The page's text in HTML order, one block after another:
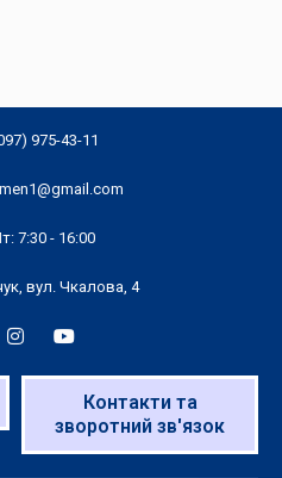
975-43-11
7:30 - 16:00
вул. Чкалова, 4
Контакти та
зворотний зв'язок